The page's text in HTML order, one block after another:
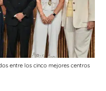
entre los cinco mejores centros